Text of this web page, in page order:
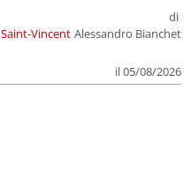
Saint-Vincent
di
Alessandro Bianchet
il 05/08/2026